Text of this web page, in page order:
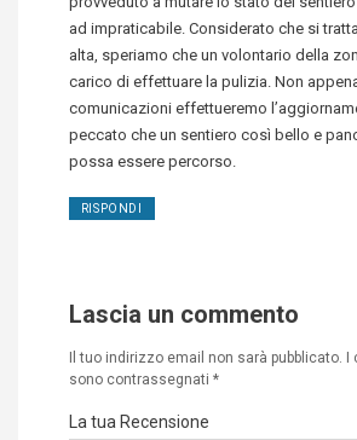
ad impraticabile. Considerato che si
alta, speriamo che un volontario della
carico di effettuare la pulizia. Non
comunicazioni effettueremo
peccato che un sentiero così bello e
possa essere percorso.
RISPONDI
Lascia un commento
Il tuo indirizzo email non sarà pubblicato.
sono contrassegnati *
La tua Recensione